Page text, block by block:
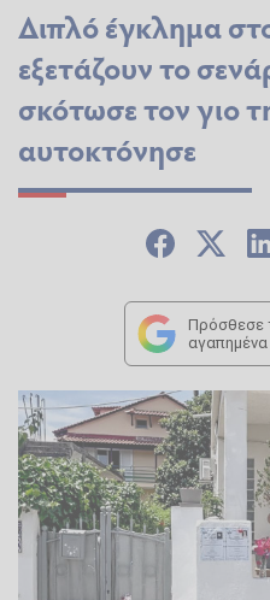
Διπλό έγκλημα
εξετάζουν το
σκότωσε τον γιο
αυτοκτόνησε
Πρόσθεσε